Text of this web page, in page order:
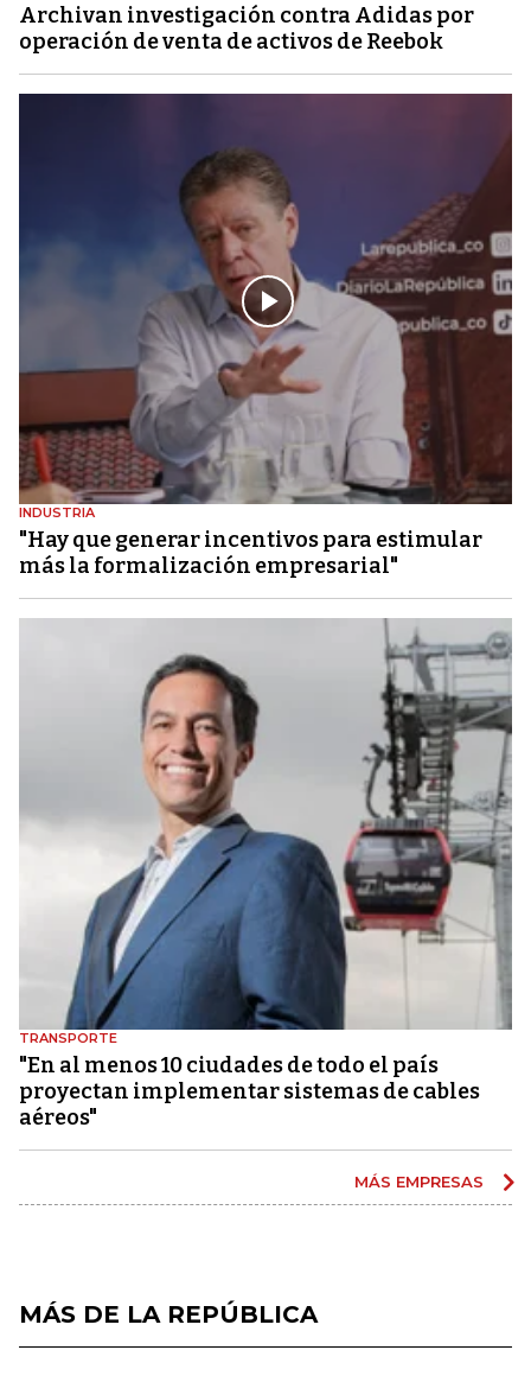
Archivan investigación contra Adidas por
operación de venta de activos de Reebok
INDUSTRIA
"Hay que generar incentivos para estimular
más la formalización empresarial"
TRANSPORTE
"En al menos 10 ciudades de todo el país
proyectan implementar sistemas de cables
aéreos"
MÁS EMPRESAS
MÁS DE LA REPÚBLICA